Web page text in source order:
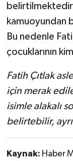
belirtilmektedir
kamuoyundan
Bu nedenle
çocuklarının
Fatih Çıtlak
için merak
isimle alakalı
belirtebilir,
Kaynak: Haber